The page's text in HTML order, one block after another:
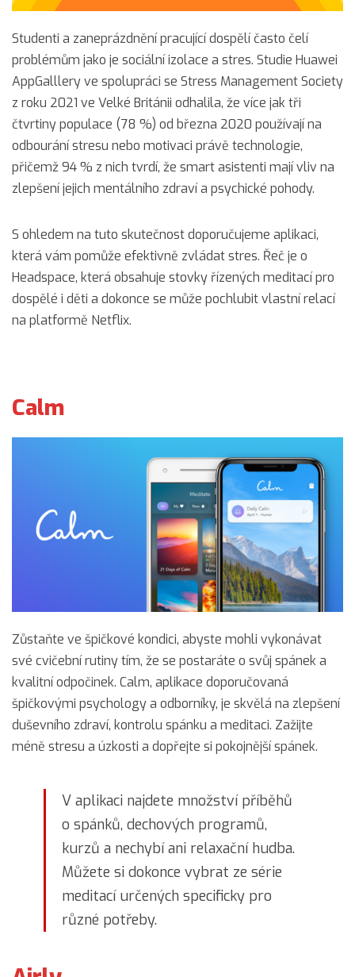
Studenti a zaneprázdnění pracující dospělí často čelí
problémům jako je sociální izolace a stres. Studie Huawei
AppGalllery ve spolupráci se Stress Management Society
z roku 2021 ve Velké Británii odhalila, že více jak tři
čtvrtiny populace (78 %) od března 2020 používají na
odbourání stresu nebo motivaci právě technologie,
přičemž 94 % z nich tvrdí, že smart asistenti mají vliv na
zlepšení jejich mentálního zdraví a psychické pohody.
S ohledem na tuto skutečnost doporučujeme aplikaci,
která vám pomůže efektivně zvládat stres. Řeč je o
Headspace, která obsahuje stovky řízených meditací pro
dospělé i děti a dokonce se může pochlubit vlastní relací
na platformě Netflix.
Calm
Zůstaňte ve špičkové kondici, abyste mohli vykonávat
své cvičební rutiny tím, že se postaráte o svůj spánek a
kvalitní odpočinek. Calm, aplikace doporučovaná
špičkovými psychology a odborníky, je skvělá na zlepšení
duševního zdraví, kontrolu spánku a meditaci. Zažijte
méně stresu a úzkosti a dopřejte si pokojnější spánek.
V aplikaci najdete množství příběhů
o spánků, dechových programů,
kurzů a nechybí ani relaxační hudba.
Můžete si dokonce vybrat ze série
meditací určených specificky pro
různé potřeby.